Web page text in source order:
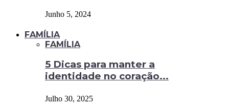
Junho 5, 2024
FAMÍLIA
FAMÍLIA
5 Dicas para manter a
identidade no coração...
Julho 30, 2025